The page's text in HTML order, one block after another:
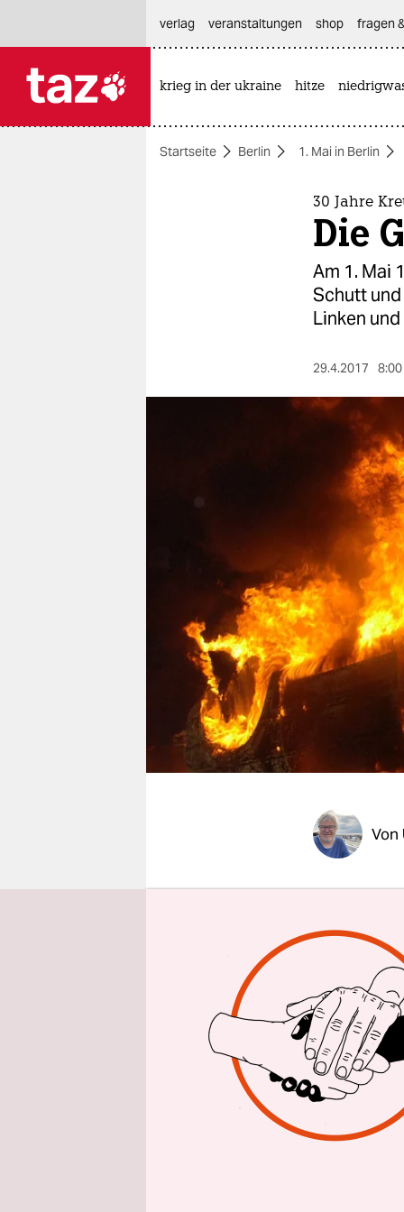
themen
veranstaltungen
shop
fragen & hilfe
unterstützen
abo
genossenschaft
verlag
veranstaltungen shop fragen
krieg in der ukraine hitze
Startseite Berlin 1. Mai in Berlin
30 Jahre
Die
Am 1. Mai
Schutt
Linken
29.4.2017
Von
Die
hatte, war
„Eine
Berliner
Damit war
war,
entsprach